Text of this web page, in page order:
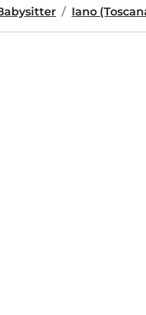
Iano